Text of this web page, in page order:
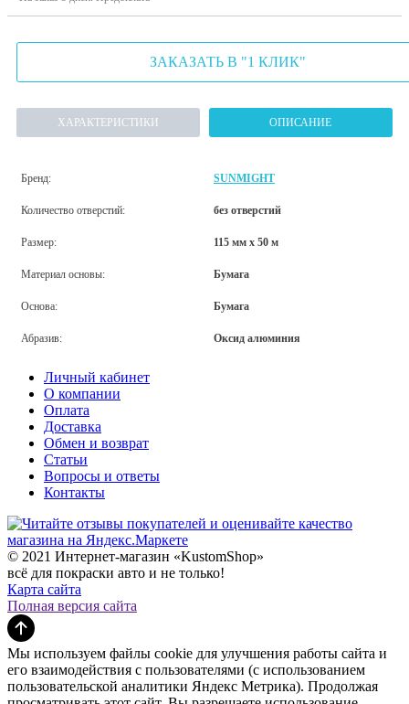
ЗАКАЗАТЬ В "1 КЛИК"
ХАРАКТЕРИСТИКИ ОПИСАНИЕ
Бренд: SUNMIGHT
Количество отверстий: без отверстий
Размер: 115 мм х 50 м
Материал основы: Бумага
Основа: Бумага
Абразив: Оксид алюминия
Личный кабинет
О компании
Оплата
Доставка
Обмен и возврат
Статьи
Вопросы и ответы
Контакты
© 2021 Интернет-магазин «KustomShop»
всё для покраски авто и не только!
Карта сайта
Полная версия сайта
Мы используем файлы cookie для улучшения работы сайта и
его взаимодействия с пользователями (с использованием
пользовательской аналитики Яндекс Метрика). Продолжая